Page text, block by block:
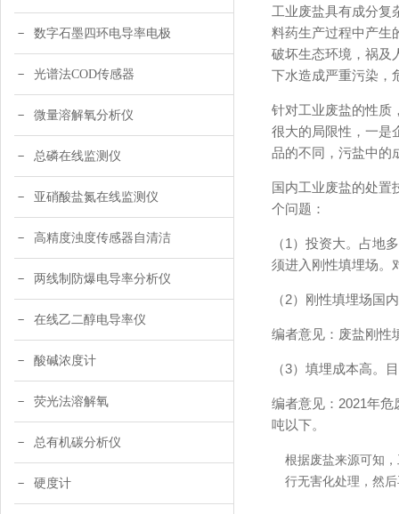
数字石墨四环电导率电极
光谱法COD传感器
微量溶解氧分析仪
总磷在线监测仪
亚硝酸盐氮在线监测仪
高精度浊度传感器自清洁
两线制防爆电导率分析仪
在线乙二醇电导率仪
酸碱浓度计
荧光法溶解氧
总有机碳分析仪
硬度计
工业废盐具有成分复
料药生产过程中产生
破坏生态环境，祸及
下水造成严重污染，
针对工业废盐的性质
很大的局限性，一是
品的不同，污盐中的
国内工业废盐的处置
个问题：
（1）投资大。占地
须进入刚性填埋场。
（2）刚性填埋场国
编者意见：废盐刚性
（3）填埋成本高。
编者意见：2021年
吨以下。
根据废盐来源可知
行无害化处理，然